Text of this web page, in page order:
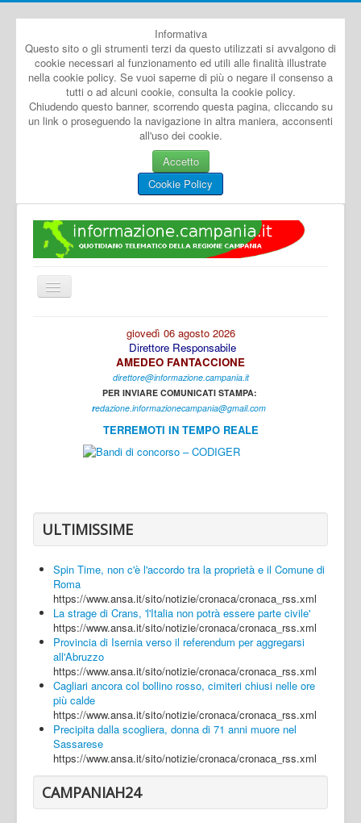
Informativa
Questo sito o gli strumenti terzi da questo utilizzati si avvalgono di
cookie necessari al funzionamento ed utili alle finalità illustrate
nella cookie policy. Se vuoi saperne di più o negare il consenso a
tutti o ad alcuni cookie, consulta la cookie policy.
Chiudendo questo banner, scorrendo questa pagina, cliccando su
un link o proseguendo la navigazione in altra maniera, acconsenti
all'uso dei cookie.
Accetto
Cookie Policy
Cambia
navigazione
Caserta
Napoli
Salerno
Login
giovedì 06 agosto 2026
Direttore Responsabile
AMEDEO FANTACCIONE
direttore@informazione.campania.it
PER INVIARE COMUNICATI STAMPA:
redazione.informazionecampania@gmail.com
TERREMOTI IN TEMPO REALE
ULTIMISSIME
Spin Time, non c'è l'accordo tra la proprietà e il Comune di
Roma
https://www.ansa.it/sito/notizie/cronaca/cronaca_rss.xml
La strage di Crans, 'l'Italia non potrà essere parte civile'
https://www.ansa.it/sito/notizie/cronaca/cronaca_rss.xml
Provincia di Isernia verso il referendum per aggregarsi
all'Abruzzo
https://www.ansa.it/sito/notizie/cronaca/cronaca_rss.xml
Cagliari ancora col bollino rosso, cimiteri chiusi nelle ore
più calde
https://www.ansa.it/sito/notizie/cronaca/cronaca_rss.xml
Precipita dalla scogliera, donna di 71 anni muore nel
Sassarese
https://www.ansa.it/sito/notizie/cronaca/cronaca_rss.xml
CAMPANIAH24